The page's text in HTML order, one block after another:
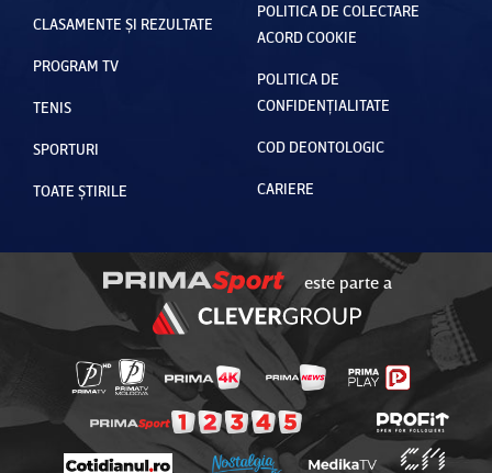
CLASAMENTE ȘI REZULTATE
PROGRAM TV
TENIS
SPORTURI
TOATE ȘTIRILE
POLITICA DE COLECTARE
ACORD COOKIE
POLITICA DE
CONFIDENȚIALITATE
COD DEONTOLOGIC
CARIERE
este parte a